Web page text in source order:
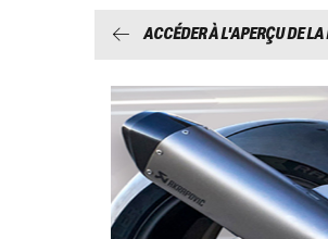
ACCÉDER À L'APERÇU DE